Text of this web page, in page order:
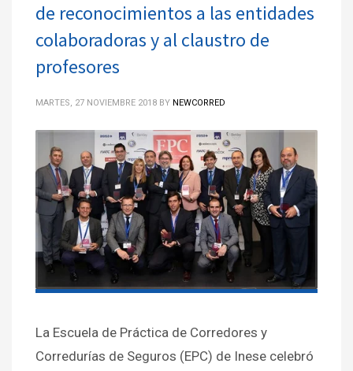
de reconocimientos a las entidades
colaboradoras y al claustro de
profesores
MARTES, 27 NOVIEMBRE 2018 BY NEWCORRED
La Escuela de Práctica de Corredores y
Corredurías de Seguros (EPC) de Inese celebró